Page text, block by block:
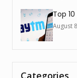
Top
August
Categories